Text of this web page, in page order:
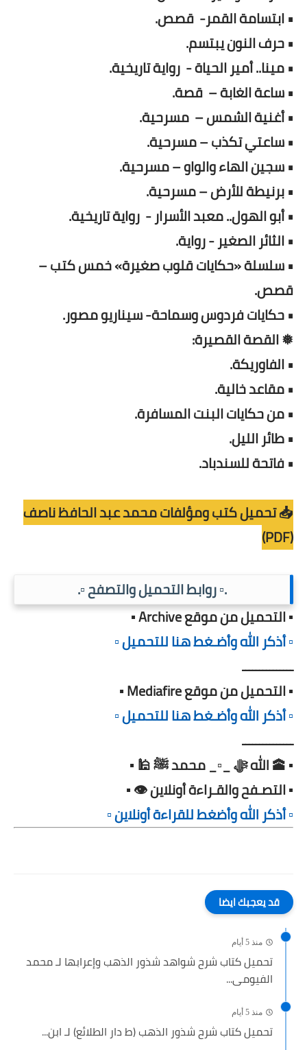
• ابتسامة القمر- قصص.
• حرف النون يبتسم.
• مينا.. أمير الحياة - رواية تاريخية.
• ساعة الغابة – قصة.
• أغنية الشمس – مسرحية.
• ساعتي تكذب – مسرحية.
• سجين الهاء والواو – مسرحية.
• برنيطة للأرض – مسرحية.
• أبو الهول.. معبد الأسرار - رواية تاريخية.
• الثائر الصغير - رواية.
• سلسلة «حكايات قلوب صغيرة» خمس كتب –
قصص.
• حكايات فردوس وسماحة- سيناريو مصور.
❅ القصة القصيرة:
• الفاوريكة.
• مقاعد خالية.
• من حكايات البنت المسافرة.
• طائر الليل.
• فاتحة للسندباد.
📥 تحميل كتب ومؤلفات محمد عبد الحافظ ناصف
(PDF)
.▫️ روابط التحميل والتصفح ▫️.
▪️ التحميل من موقع Archive ▪️
▫️ أذكر الله وأضـغط هنا للتحميل ▫️
ـــــــــــــــ
▪️ التحميل من موقع Mediafire ▪️
▫️ أذكر الله وأضـغط هنا للتحميل ▫️
ـــــــــــــــ
▪️ 🕋 الله ﷻ _▫️_ محمد ﷺ 🕌 ▪️
▪️ التصـفح والقـراءة أونلاين 👁️ ▪️
▫️ أذكر الله وأضغط للقراءة أونلاين ▫️
قد يعجبك ايضا
منذ 5 أيام
تحميل كتاب شرح شواهد شذور الذهب وإعرابها لـ محمد
الفيومى...
منذ 5 أيام
تحميل كتاب شرح شذور الذهب (ط دار الطلائع) لـ ابن...